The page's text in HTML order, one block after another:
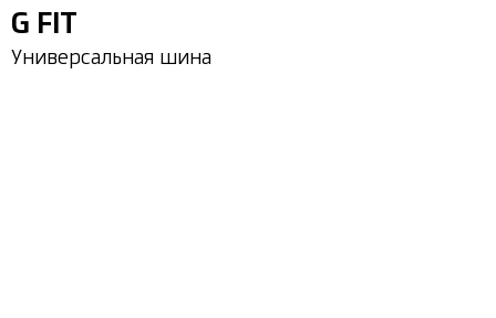
G FIT
Универсальная шина